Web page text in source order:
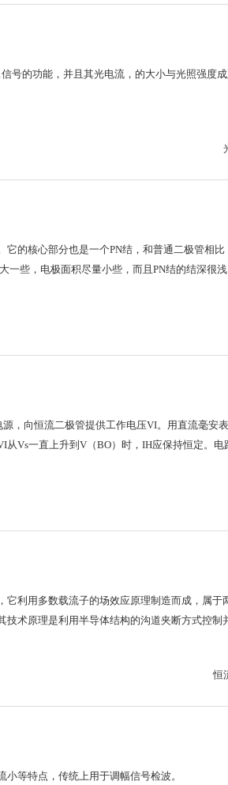
号的功能，并且其光电流，的大小与光照强度
的核心部分也是一个PN结，和普通二极管相
一些，电极面积尽量小些，而且PN结的结深很
，向恒流二极管提供工作电压VI。用直流毫安
Vs一直上升到V（BO）时，IH应保持恒定。
利用多数载流子的场效应原理制造而成，属于
术原理是利用半导体结构的沟道夹断方式控制
恒
等特点，传统上用于调幅信号检波。